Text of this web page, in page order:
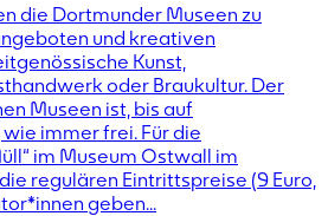
die Dortmunder Museen zu
und kreativen
Kunst,
oder Braukultur. Der
Museen ist, bis auf
immer frei. Für die
im Museum Ostwall im
regulären Eintrittspreise (9 Euro,
geben...